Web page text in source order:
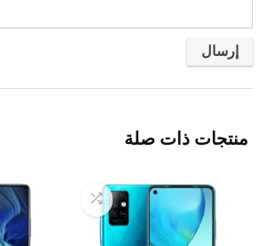
منتجات ذات صلة